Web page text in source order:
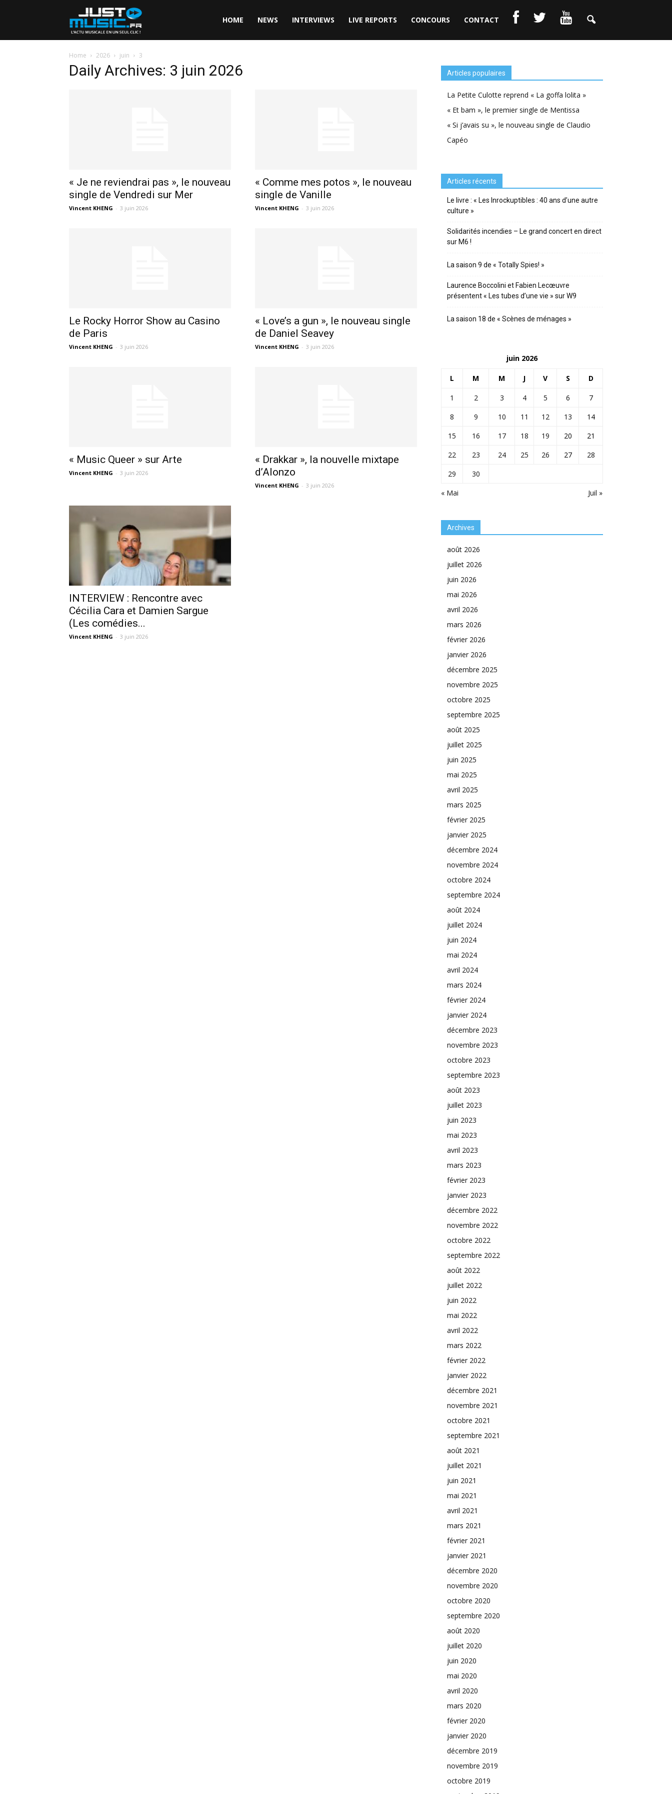
HOME NEWS INTERVIEWS LIVE REPORTS CONCOURS CONTACT
Home 2026 juin 3
Daily Archives: 3 juin 2026
« Je ne reviendrai pas », le nouveau
single de Vendredi sur Mer
Vincent KHENG - 3 juin 2026
« Comme mes potos », le nouveau
single de Vanille
Vincent KHENG - 3 juin 2026
Le Rocky Horror Show au Casino
de Paris
Vincent KHENG - 3 juin 2026
« Love’s a gun », le nouveau single
de Daniel Seavey
Vincent KHENG - 3 juin 2026
« Music Queer » sur Arte
Vincent KHENG - 3 juin 2026
« Drakkar », la nouvelle mixtape
d’Alonzo
Vincent KHENG - 3 juin 2026
INTERVIEW : Rencontre avec
Cécilia Cara et Damien Sargue
(Les comédies...
Vincent KHENG - 3 juin 2026
Articles populaires
La Petite Culotte reprend « La goffa lolita »
« Et bam », le premier single de Mentissa
« Si j’avais su », le nouveau single de Claudio
Capéo
Articles récents
Le livre : « Les Inrockuptibles : 40 ans d’une autre
culture »
Solidarités incendies – Le grand concert en direct
sur M6 !
La saison 9 de « Totally Spies! »
Laurence Boccolini et Fabien Lecœuvre
présentent « Les tubes d’une vie » sur W9
La saison 18 de « Scènes de ménages »
juin 2026
L M M J V S D
« Mai Juil »
1 2 3 4 5 6
7
8
9 10 11 12 13
14
15
16 17 18 19 20
21
22
23 24 25 26 27
28
29
30
Archives
août 2026
juillet 2026
juin 2026
mai 2026
avril 2026
mars 2026
février 2026
janvier 2026
décembre 2025
novembre 2025
octobre 2025
septembre 2025
août 2025
juillet 2025
juin 2025
mai 2025
avril 2025
mars 2025
février 2025
janvier 2025
décembre 2024
novembre 2024
octobre 2024
septembre 2024
août 2024
juillet 2024
juin 2024
mai 2024
avril 2024
mars 2024
février 2024
janvier 2024
décembre 2023
novembre 2023
octobre 2023
septembre 2023
août 2023
juillet 2023
juin 2023
mai 2023
avril 2023
mars 2023
février 2023
janvier 2023
décembre 2022
novembre 2022
octobre 2022
septembre 2022
août 2022
juillet 2022
juin 2022
mai 2022
avril 2022
mars 2022
février 2022
janvier 2022
décembre 2021
novembre 2021
octobre 2021
septembre 2021
août 2021
juillet 2021
juin 2021
mai 2021
avril 2021
mars 2021
février 2021
janvier 2021
décembre 2020
novembre 2020
octobre 2020
septembre 2020
août 2020
juillet 2020
juin 2020
mai 2020
avril 2020
mars 2020
février 2020
janvier 2020
décembre 2019
novembre 2019
octobre 2019